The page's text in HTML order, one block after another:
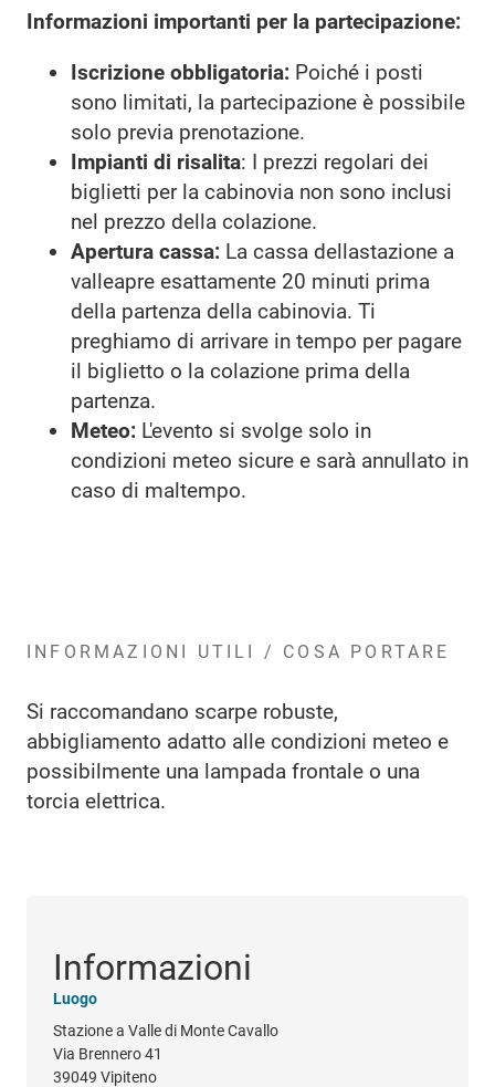
Informazioni importanti per la partecipazione:
Iscrizione obbligatoria: Poiché i posti
sono limitati, la partecipazione è possibile
solo previa prenotazione.
Impianti di risalita: I prezzi regolari dei
biglietti per la cabinovia non sono inclusi
nel prezzo della colazione.
Apertura cassa: La cassa dellastazione a
valleapre esattamente 20 minuti prima
della partenza della cabinovia. Ti
preghiamo di arrivare in tempo per pagare
il biglietto o la colazione prima della
partenza.
Meteo: L'evento si svolge solo in
condizioni meteo sicure e sarà annullato in
caso di maltempo.
INFORMAZIONI UTILI / COSA PORTARE
Si raccomandano scarpe robuste,
abbigliamento adatto alle condizioni meteo e
possibilmente una lampada frontale o una
torcia elettrica.
Informazioni
Luogo
Stazione a Valle di Monte Cavallo
Via Brennero 41
39049 Vipiteno